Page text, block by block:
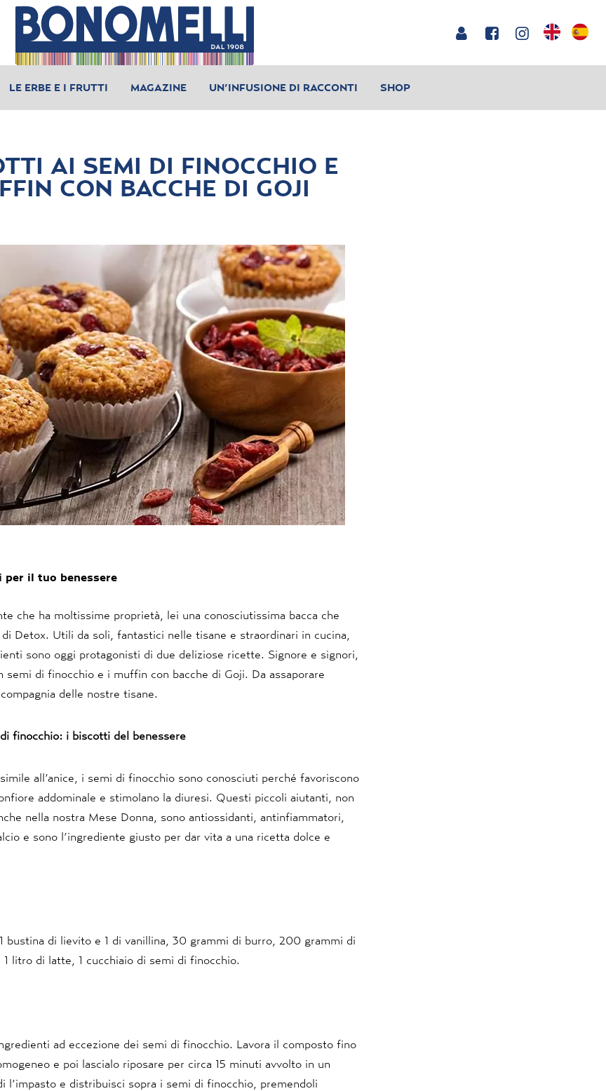
LE ERBE E I FRUTTI MAGAZINE UN’INFUSIONE DI RACCONTI SHOP
AI SEMI DI FINOCCHIO E
CON BACCHE DI GOJI
per il tuo benessere
che ha moltissime proprietà, lei una conosciutissima bacca che
Detox. Utili da soli, fantastici nelle tisane e straordinari in cucina,
sono oggi protagonisti di due deliziose ricette. Signore e signori,
semi di finocchio e i muffin con bacche di Goji. Da assaporare
delle nostre tisane.
finocchio: i biscotti del benessere
all’anice, i semi di finocchio sono conosciuti perché favoriscono
addominale e stimolano la diuresi. Questi piccoli aiutanti, non
nella nostra Mese Donna, sono antiossidanti, antinfiammatori,
e sono l’ingrediente giusto per dar vita a una ricetta dolce e
bustina di lievito e 1 di vanillina, 30 grammi di burro, 200 grammi di
1 litro di latte, 1 cucchiaio di semi di finocchio.
ad eccezione dei semi di finocchio. Lavora il composto fino
e poi lascialo riposare per circa 15 minuti avvolto in un
l’impasto e distribuisci sopra i semi di finocchio, premendoli